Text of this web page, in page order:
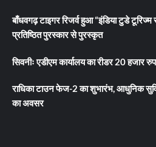
बाँधवगढ़ टाइगर रिजर्व हुआ “इंडिया टुडे
प्रतिष्ठित पुरस्कार से पुरस्कृत
सिवनीः एडीएम कार्यालय का रीडर 20 हजार
राधिका टाउन फेज-2 का शुभारंभ, आधुनिक
का अवसर